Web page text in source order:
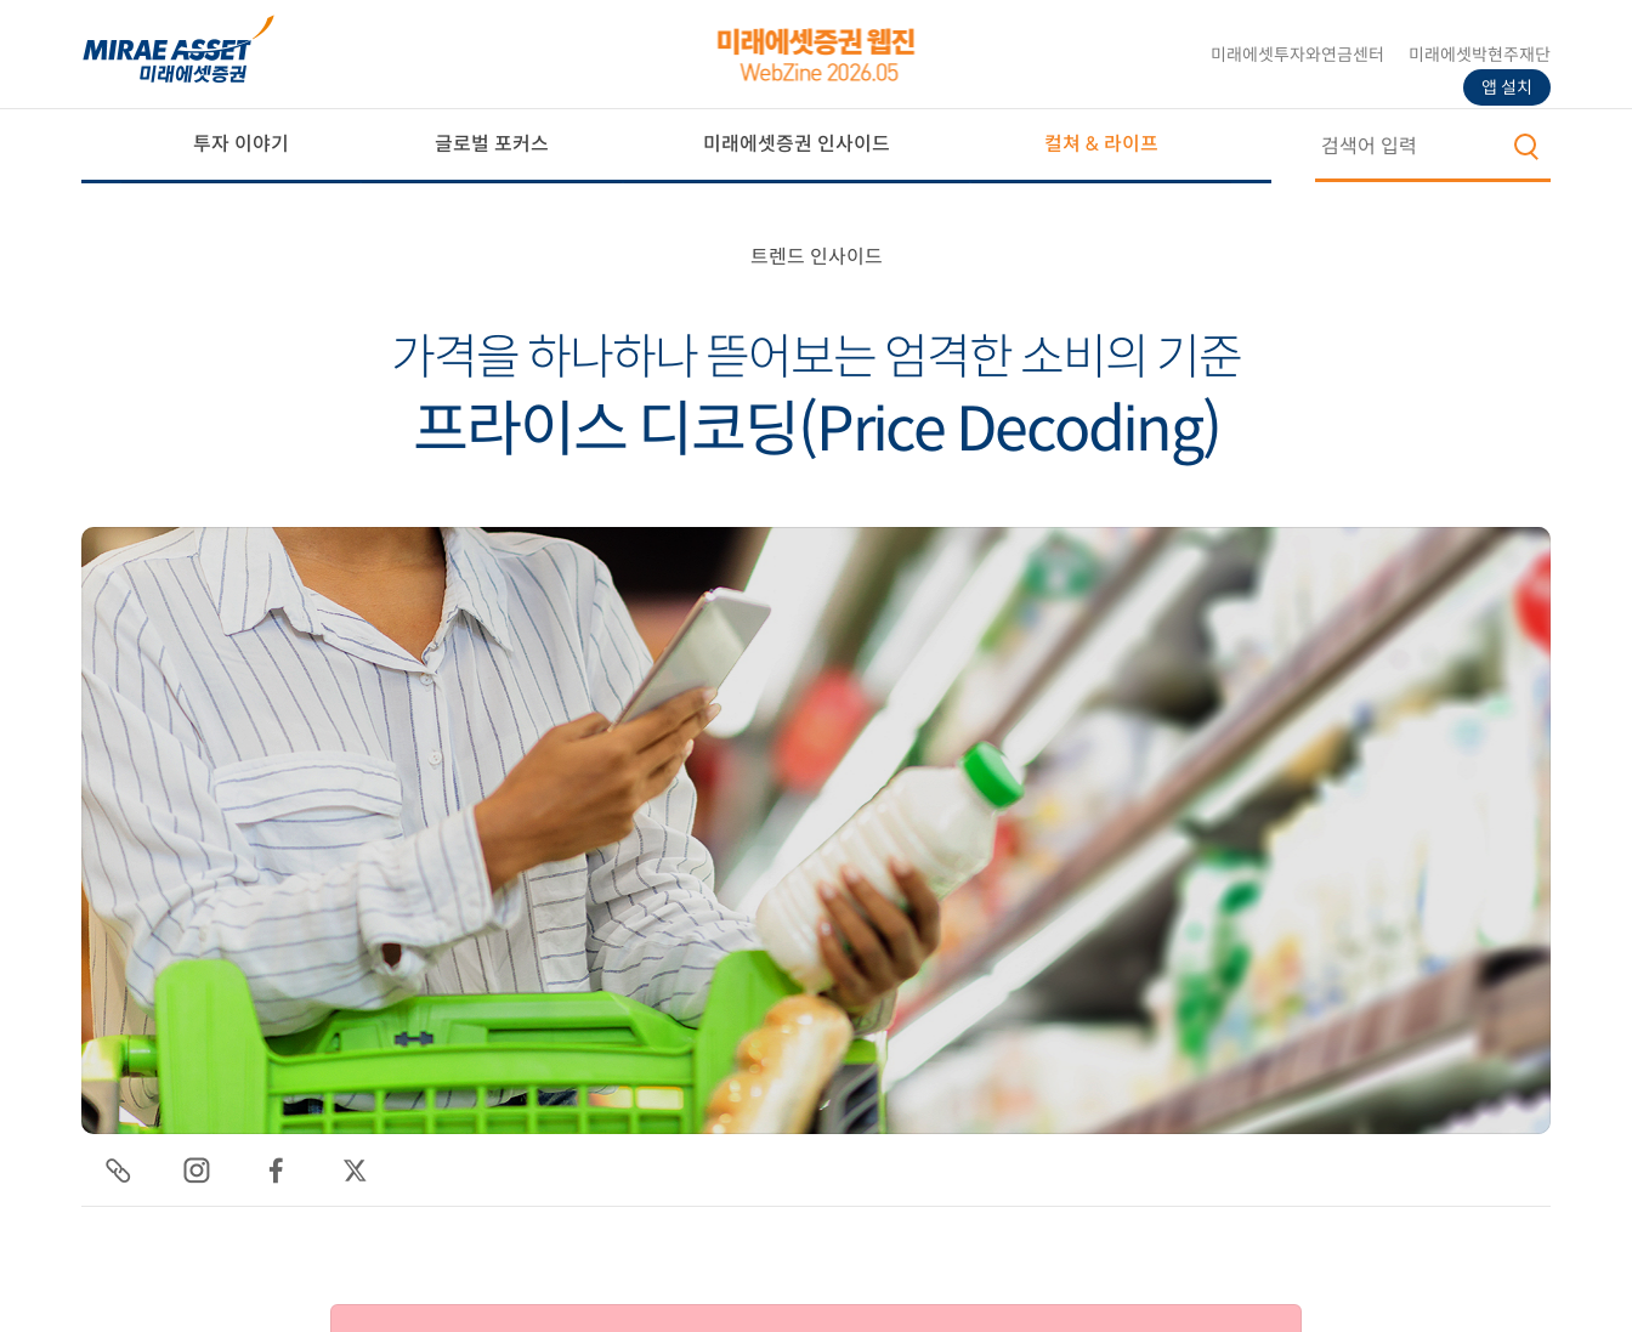
투자 이야기 글로벌 포커스 미래에셋증권 인사이드 컬쳐 & 라이프
미래에셋투자와연금센터
미래에셋박현주재단
앱 설치
트렌드 인사이드
가격을 하나하나 뜯어보는 엄격한 소비의 기준
프라이스 디코딩(Price Decoding)